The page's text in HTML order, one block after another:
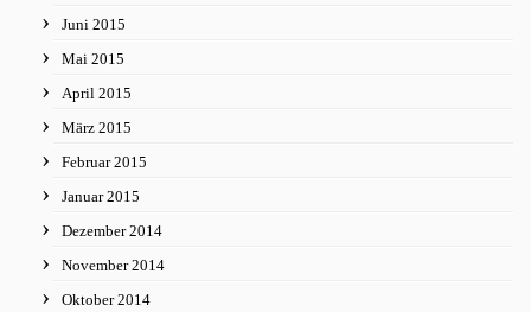
Juni 2015
Mai 2015
April 2015
März 2015
Februar 2015
Januar 2015
Dezember 2014
November 2014
Oktober 2014